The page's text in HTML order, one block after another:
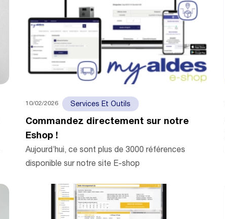
10/02/2026 Services Et Outils
Commandez directement sur notre
Eshop !
Aujourd’hui, ce sont plus de 3000 références
disponible sur notre site E-shop